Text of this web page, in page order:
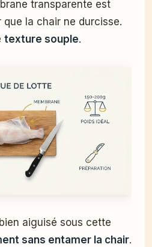
transparente est
la chair ne durcisse.
texture souple.
aiguisé sous cette
sans entamer la chair.